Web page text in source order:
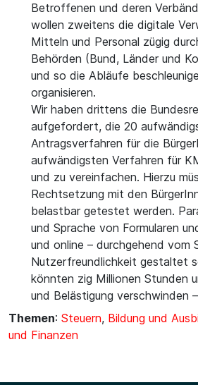
Betroffenen und deren
wollen zweitens die digitale
Mitteln und Personal zügig
Behörden (Bund, Länder und
und so die Abläufe
organisieren.
Wir haben drittens die
aufgefordert, die 20
Antragsverfahren für die
aufwändigsten Verfahren für
und zu vereinfachen. Hierzu
Rechtsetzung mit den
belastbar getestet werden.
und Sprache von Formularen
und online – durchgehend vom
Nutzerfreundlichkeit gestaltet
könnten zig Millionen Stunden
und Belästigung verschwinden
Themen: Steuern, Bildung und
und Finanzen